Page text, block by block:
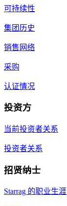
可持续性
集团历史
销售网络
采购
认证情况
投资方
当前投资者关系
投资者关系
招贤纳士
Starrag 的职业生涯